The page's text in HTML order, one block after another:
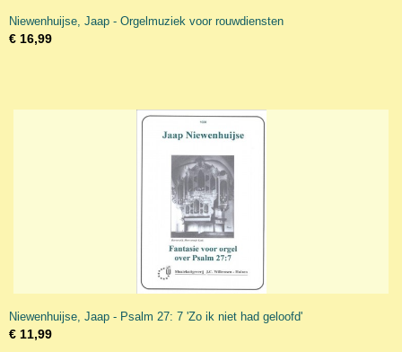
Niewenhuijse, Jaap - Orgelmuziek voor rouwdiensten
€ 16,99
Niewenhuijse, Jaap - Psalm 27: 7 'Zo ik niet had geloofd'
€ 11,99